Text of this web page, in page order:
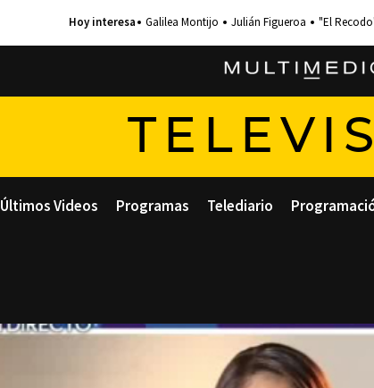
Galilea Montijo Julián Figueroa "El
Últimos Videos Programas Telediario